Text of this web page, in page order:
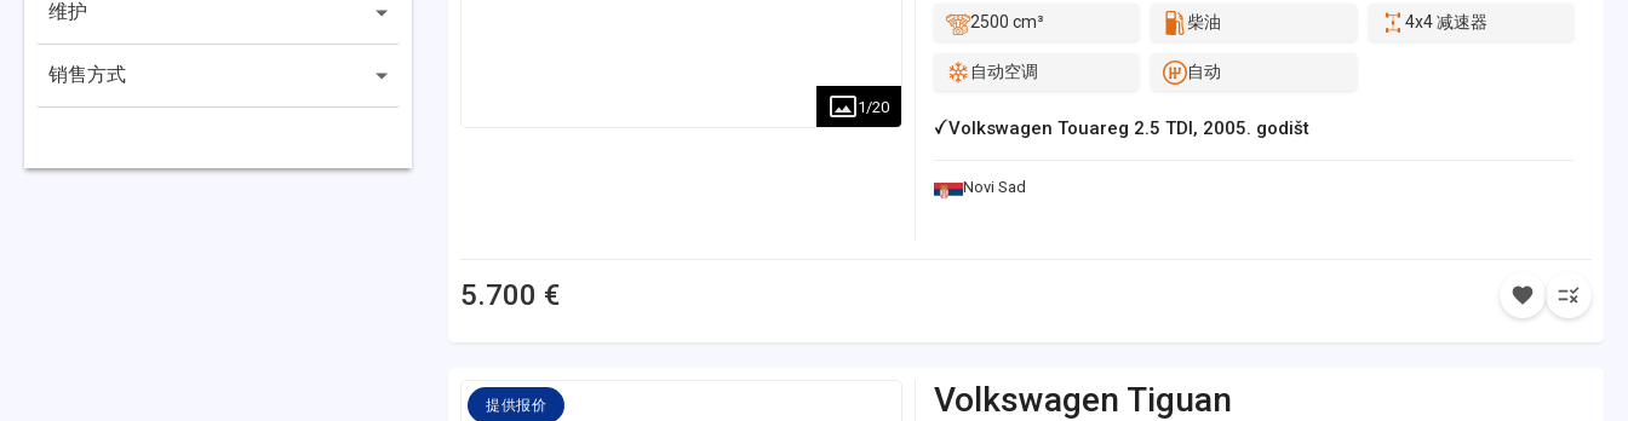
维护
销售方式
1 /20
kompresor vazdušnog oslanjanja. Novi termostat i antifriz. Servisiran automatski
stop. Nove Continental gume. Redovno servisiran i održavan.
2500 cm³ 柴油 4x4 减速器
自动空调 自动
Volkswagen Touareg 2.5 TDI, 2005. godišt
Novi Sad
5.700 €
提供报价 Volkswagen Tiguan